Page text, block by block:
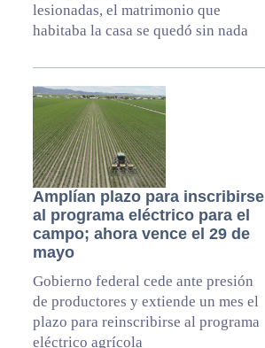
lesionadas, el matrimonio que
habitaba la casa se quedó sin nada
Amplían plazo para inscribirse
al programa eléctrico para el
campo; ahora vence el 29 de
mayo
Gobierno federal cede ante presión
de productores y extiende un mes el
plazo para reinscribirse al programa
eléctrico agrícola